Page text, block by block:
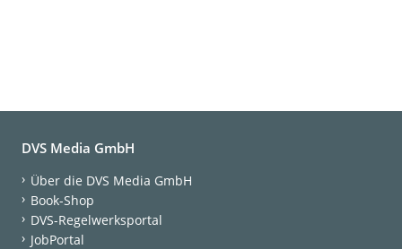
DVS Media GmbH
Über die DVS Media GmbH
Book-Shop
DVS-Regelwerksportal
JobPortal